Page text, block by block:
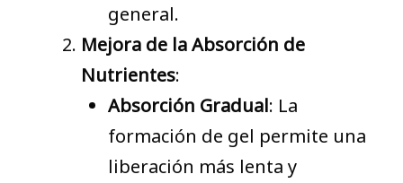
general.
Mejora de la Absorción de
Nutrientes:
Absorción Gradual: La
formación de gel permite una
liberación más lenta y